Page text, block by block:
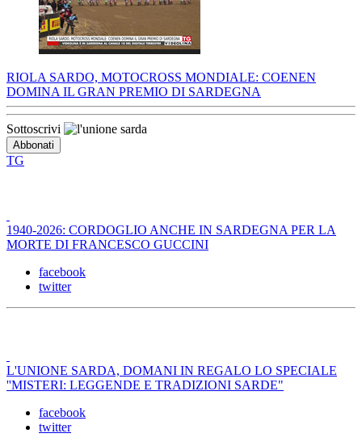
RIOLA SARDO, MOTOCROSS MONDIALE: COENEN
DOMINA IL GRAN PREMIO DI SARDEGNA
Sottoscrivi
TG
1940-2026: CORDOGLIO ANCHE IN SARDEGNA PER LA
MORTE DI FRANCESCO GUCCINI
facebook
twitter
L'UNIONE SARDA, DOMANI IN REGALO LO SPECIALE
''MISTERI: LEGGENDE E TRADIZIONI SARDE"
facebook
twitter